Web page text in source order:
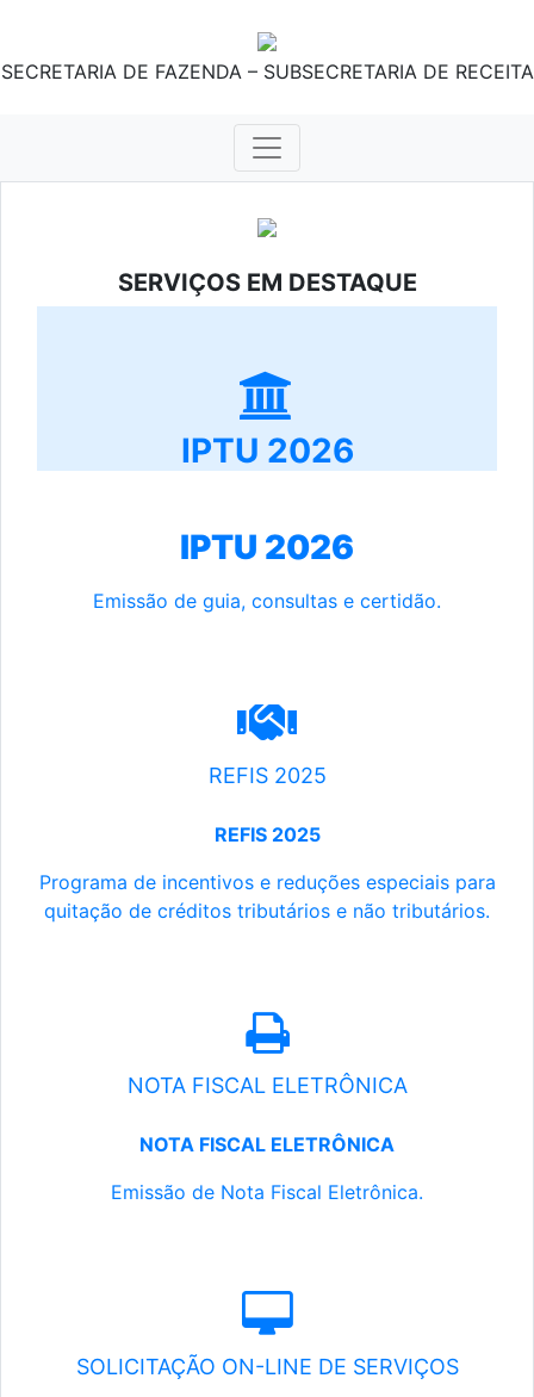
SECRETARIA DE FAZENDA – SUBSECRETARIA DE RECEITA
SERVIÇOS EM DESTAQUE
IPTU 2026
IPTU 2026
Emissão de guia, consultas e certidão.
REFIS 2025
REFIS 2025
Programa de incentivos e reduções especiais para
quitação de créditos tributários e não tributários.
NOTA FISCAL ELETRÔNICA
NOTA FISCAL ELETRÔNICA
Emissão de Nota Fiscal Eletrônica.
SOLICITAÇÃO ON-LINE DE SERVIÇOS